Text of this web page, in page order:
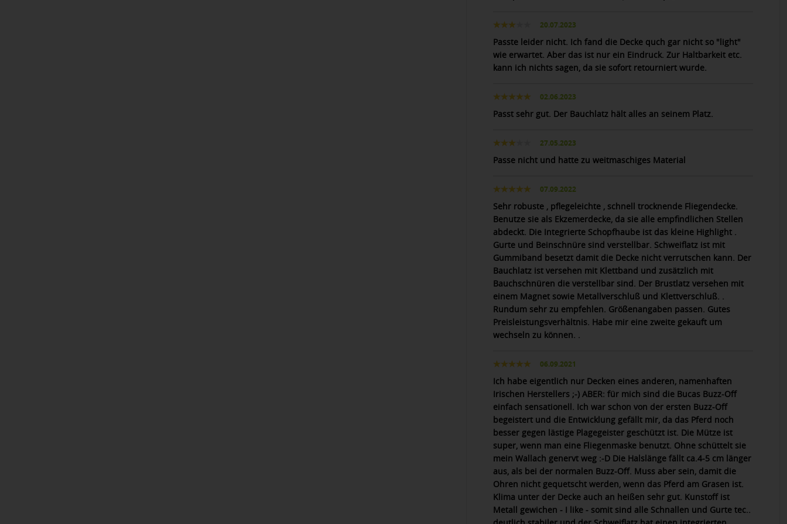
20.07.2023
Passte leider nicht. Ich fand die Decke quch gar nicht so "light"
wie erwartet. Aber das ist nur ein Eindruck. Zur Haltbarkeit etc.
kann ich nichts sagen, da sie sofort retourniert wurde.
02.06.2023
Passt sehr gut. Der Bauchlatz hält alles an seinem Platz.
27.05.2023
Passe nicht und hatte zu weitmaschiges Material
07.09.2022
Sehr robuste , pflegeleichte , schnell trocknende Fliegendecke.
Benutze sie als Ekzemerdecke, da sie alle empfindlichen Stellen
abdeckt. Die Integrierte Schopfhaube ist das kleine Highlight .
Gurte und Beinschnüre sind verstellbar. Schweiflatz ist mit
Gummiband besetzt damit die Decke nicht verrutschen kann. Der
Bauchlatz ist versehen mit Klettband und zusätzlich mit
Bauchschnüren die verstellbar sind. Der Brustlatz versehen mit
einem Magnet sowie Metallverschluß und Klettverschluß. .
Rundum sehr zu empfehlen. Größenangaben passen. Gutes
Preisleistungsverhältnis. Habe mir eine zweite gekauft um
wechseln zu können. .
06.09.2021
Ich habe eigentlich nur Decken eines anderen, namenhaften
Irischen Herstellers ;-) ABER: für mich sind die Bucas Buzz-Off
einfach sensationell. Ich war schon von der ersten Buzz-Off
begeistert und die Entwicklung gefällt mir, da das Pferd noch
besser gegen lästige Plagegeister geschützt ist. Die Mütze ist
super, wenn man eine Fliegenmaske benutzt. Ohne schüttelt sie
mein Wallach genervt weg :-D Die Halslänge fällt ca.4-5 cm länger
aus, als bei der normalen Buzz-Off. Muss aber sein, damit die
Ohren nicht gequetscht werden, wenn das Pferd am Grasen ist.
Klima unter der Decke auch an heißen sehr gut. Kunstoff ist
Metall gewichen - I like - somit sind alle Schnallen und Gurte tec..